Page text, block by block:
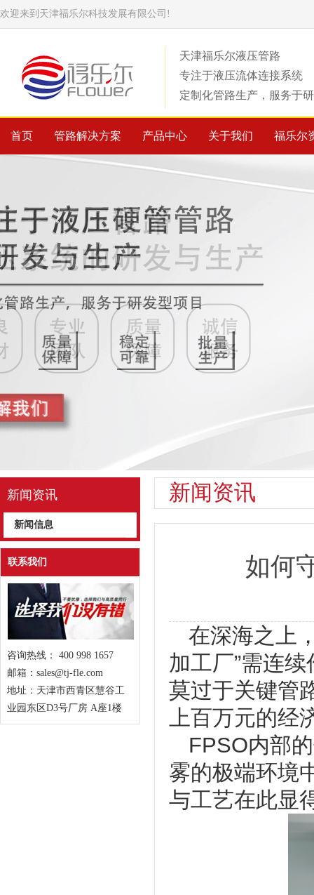
欢迎来到天津福乐尔科技发展有限公司!
天津福乐尔液压管路
专注于液压流体连接系统
定制化管路生产，服务于
首页 管路解决方案 产品中心 关于我们 福乐尔
1
新闻资讯
新闻信息
联系我们
咨询热线： 400 998 1657
邮箱：sales@tj-fle.com
地址：天津市西青区慧谷工
业园东区D3号厂房 A座1楼
新闻资讯
如何
在深海之上
加工厂”需连
莫过于关键管
上百万元的经
FPSO内部
雾的极端环境
与工艺在此显